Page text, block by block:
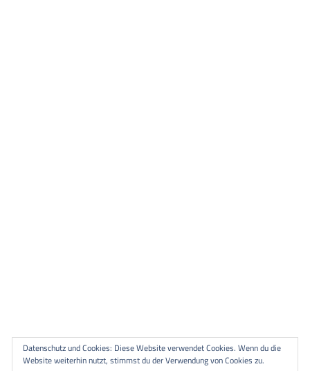
Datenschutz und Cookies: Diese Website verwendet Cookies. Wenn du die
Website weiterhin nutzt, stimmst du der Verwendung von Cookies zu.